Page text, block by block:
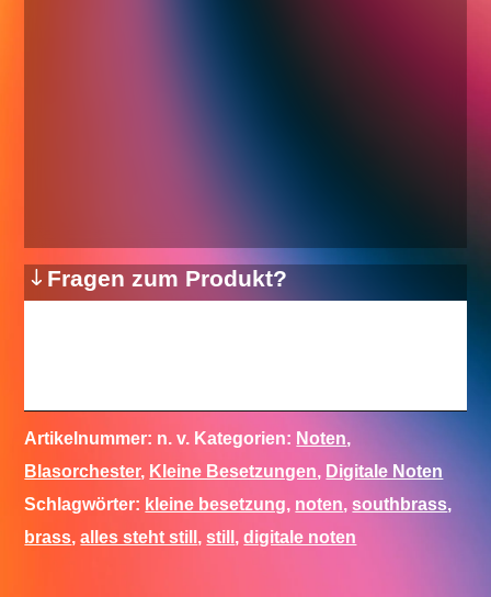
Fragen zum Produkt?
Artikelnummer: n. v. Kategorien: Noten,
Blasorchester, Kleine Besetzungen, Digitale Noten
Schlagwörter: kleine besetzung, noten,southbrass,
brass,alles steht still ,still ,digitale noten